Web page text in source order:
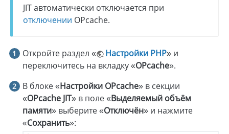
JIT автоматически отключается при
отключении OPcache.
Откройте раздел « Настройки PHP» и
переключитесь на вкладку «OPcache».
В блоке «Настройки OPcache» в секции
«OPcache JIT» в поле «Выделяемый объём
памяти» выберите «Отключён» и нажмите
«Сохранить»: